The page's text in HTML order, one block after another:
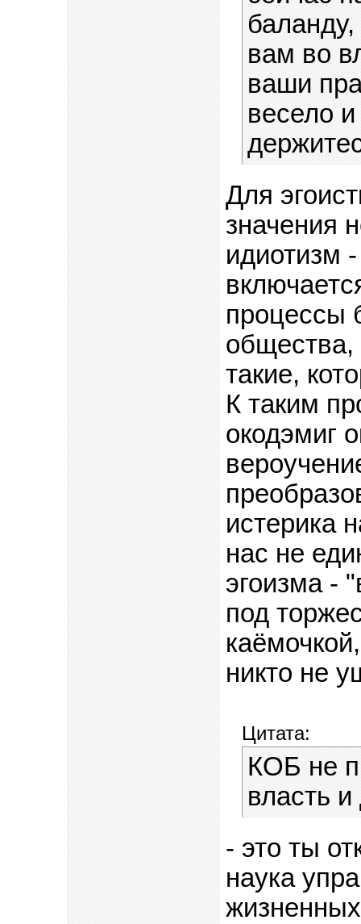
вам во
ваши
весело
Для
значения
идиотизм
процессы
общества,
такие,
К таким
окодэмиг
истерика
нас не
эгоизма -
под
никто не
Цитата:
КОБ не
власть
- это ты
наука